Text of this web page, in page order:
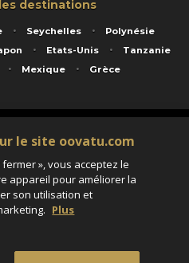
destinations
Seychelles
Polynésie
Etats-Unis
Tanzanie
Mexique Grèce
rue Georges Picquart 75017 Paris - S.A.S
B 423 671 973 - Code APE 7911Z
financière Groupama - Agrément IATA
HISCOX RCP0081066
le site oovatu.com
», vous acceptez le
appareil pour améliorer la
son utilisation et
Plus